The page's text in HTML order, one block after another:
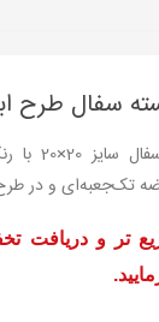
سفال طرح
تابلو
تک‌جعبه‌ای و در
و دریافت